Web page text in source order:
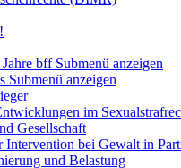
bff Submenü anzeigen
Submenü anzeigen
im
Gesellschaft
bei Gewalt in
und Belastung